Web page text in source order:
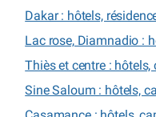
Dakar : hôtels,
Lac rose, Diamnadio :
Thiès et centre :
Sine Saloum : hôtels,